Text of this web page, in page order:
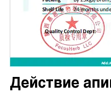
Действие